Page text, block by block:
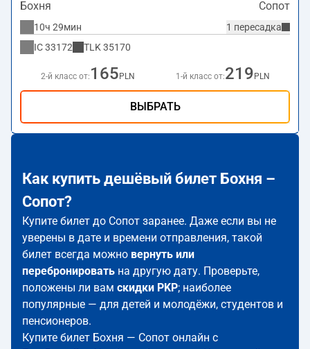
Бохня Сопот
1 пересадка
10ч 29мин
IC33172 TLK 35170
2-й класс от: 165 PLN 1-й класс от:219 PLN
ВЫБРАТЬ
Как купить дешёвый билет Бохня –
Сопот?
Купите билет до Сопот заранее. Даже если вы не
уверены в дате и времени отправления, такой
билет всегда можно вернуть или
перебронировать на другую дату. Проверьте,
положены ли вам скидки PKP; наиболее
популярные — для детей и молодёжи, студентов и
пенсионеров.
Купите билет Бохня — Сопот онлайн с